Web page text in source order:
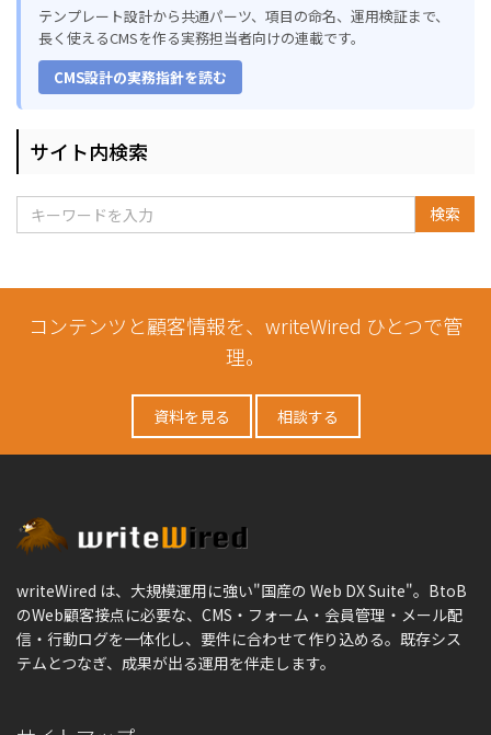
テンプレート設計から共通パーツ、項目の命名、運用検証まで、
長く使えるCMSを作る実務担当者向けの連載です。
CMS設計の実務指針を読む
サイト内検索
検索
コンテンツと顧客情報を、writeWired ひとつで管
理。
資料を見る 相談する
writeWired は、大規模運用に強い"国産の Web DX Suite"。BtoB
のWeb顧客接点に必要な、CMS・フォーム・会員管理・メール配
信・行動ログを一体化し、要件に合わせて作り込める。既存シス
テムとつなぎ、成果が出る運用を伴走します。